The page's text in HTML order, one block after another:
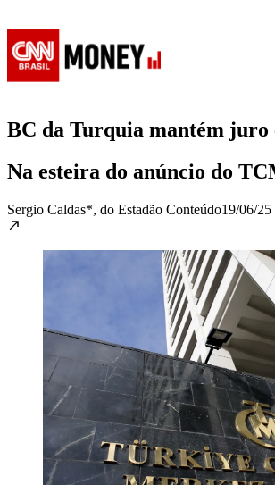
BC da Turquia mantém juro
Na esteira do anúncio do
Sergio Caldas*, do Estadão Conteúdo19/06/25